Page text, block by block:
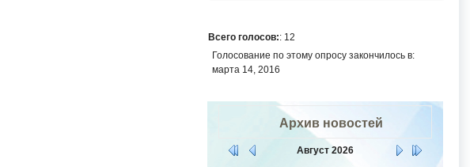
Всего голосов:: 12
Голосование по этому опросу закончилось в:
марта 14, 2016
Архив новостей
Август 2026